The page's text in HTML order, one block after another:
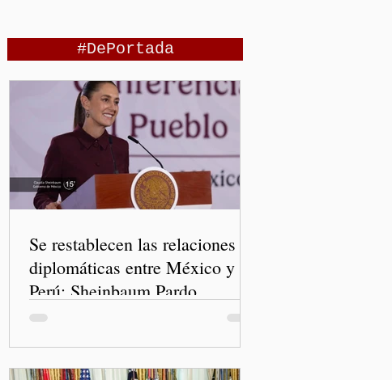
#DePortada
Se restablecen las relaciones
diplomáticas entre México y
Perú: Sheinbaum Pardo